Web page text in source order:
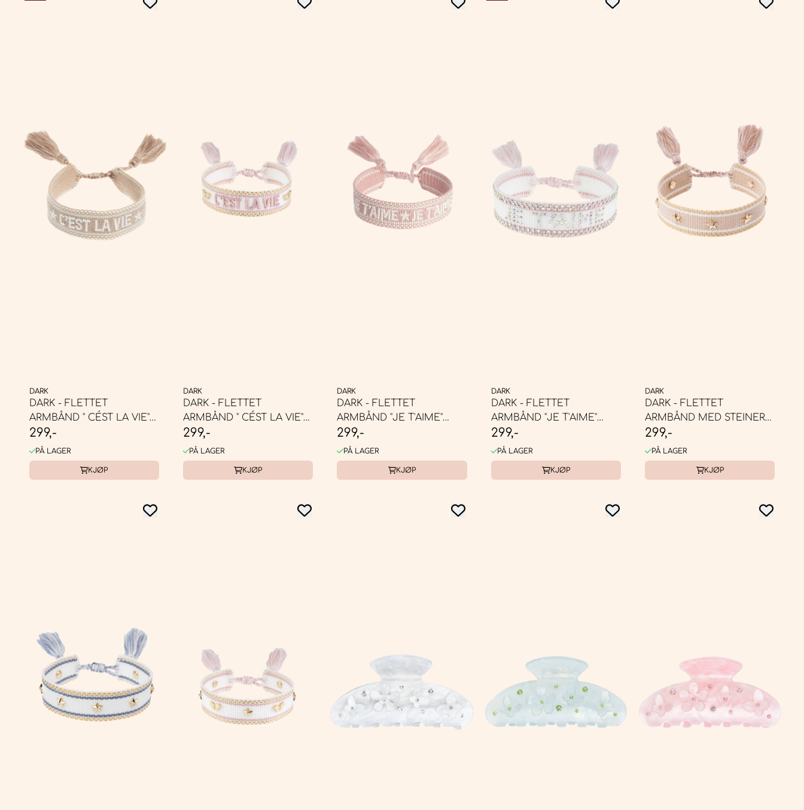
DARK
DARK - FLETTET
ARMBÅND " CÉST LA VIE"
SAND
299,-
PÅ LAGER
KJØP
DARK
DARK - FLETTET
ARMBÅND " CÉST LA VIE"
WHITE ...
299,-
PÅ LAGER
KJØP
DARK
DARK - FLETTET
ARMBÅND "JE T'AIME"
DUSTY ROSE
299,-
PÅ LAGER
KJØP
DARK
DARK - FLETTET
ARMBÅND "JE T'AIME"
WHITE W/LIGHT ...
299,-
PÅ LAGER
KJØP
DARK
DARK - FLETTET
ARMBÅND MED STEINER
SAND W/GOLD
299,-
PÅ LAGER
KJØP